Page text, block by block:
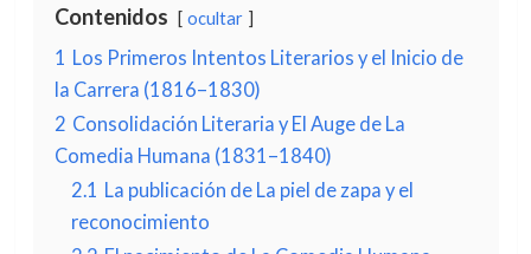
Contenidos ocultar
1 Los Primeros Intentos Literarios y el Inicio de
la Carrera (1816–1830)
2 Consolidación Literaria y El Auge de La
Comedia Humana (1831–1840)
2.1 La publicación de La piel de zapa y el
reconocimiento